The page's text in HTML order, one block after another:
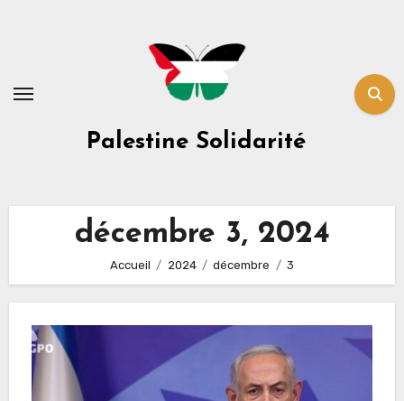
Palestine Solidarité
décembre 3, 2024
Accueil 2024 décembre 3